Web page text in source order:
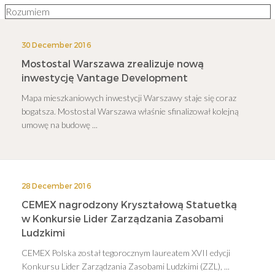
Rozumiem
30 December 2016
Mostostal Warszawa zrealizuje nową
inwestycję Vantage Development
Mapa mieszkaniowych inwestycji Warszawy staje się coraz
bogatsza. Mostostal Warszawa właśnie sfinalizował kolejną
umowę na budowę ...
28 December 2016
CEMEX nagrodzony Kryształową Statuetką
w Konkursie Lider Zarządzania Zasobami
Ludzkimi
CEMEX Polska został tegorocznym laureatem XVII edycji
Konkursu Lider Zarządzania Zasobami Ludzkimi (ZZL), ...